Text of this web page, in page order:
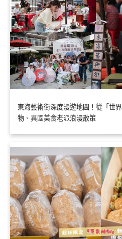
東海藝術街深度漫遊地圖！從「世
物、異國美食老派浪漫散策